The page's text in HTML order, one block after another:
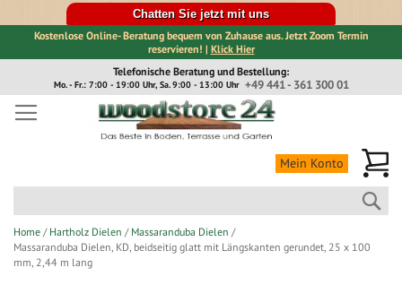
Chatten Sie jetzt mit uns
Kostenlose Online- Beratung bequem von Zuhause aus. Jetzt Zoom Termin
reservieren! | Klick Hier
Inhalt
Telefonische Beratung und Bestellung:
+49 441 - 361 300 01
Mo. - Fr.: 7:00 - 19:00 Uhr, Sa. 9:00 - 13:00 Uhr
Mein Konto
Home Hartholz Dielen
Massaranduba Dielen
Massaranduba Dielen, KD, beidseitig glatt mit Längskanten gerundet, 25 x 100
mm, 2,44 m lang